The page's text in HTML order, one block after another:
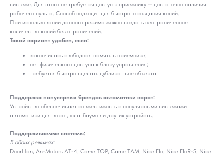
системе. Для этого не требуется доступ к приемнику — достаточно наличия
рабочего пульта. Способ подходит для быстрого создания копий.
При использовании данного режима можно создать неограниченное
количество копий без ограничений.
Такой вариант удобен, если:
закончилась свободная память в приемнике;
нет физического доступа к блоку управления;
требуется быстро сделать дубликат вне объекта.
Поддержка популярных брендов автоматики ворот:
Устройство обеспечивает совместимость с популярными системами
автоматики для ворот, шлагбаумов и других устройств.
Поддерживаемые системы:
В обоих режимах:
DoorHan, An-Motors AT-4, Came TOP, Came TAM, Nice Flo, Nice FloR-S, Nice